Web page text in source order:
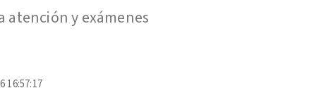
atención y exámenes
16:57:17